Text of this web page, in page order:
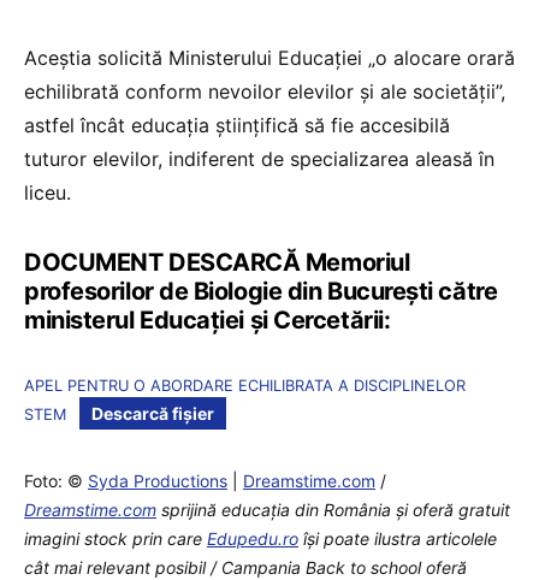
Aceștia solicită Ministerului Educației „o alocare orară
echilibrată conform nevoilor elevilor și ale societății”,
astfel încât educația științifică să fie accesibilă
tuturor elevilor, indiferent de specializarea aleasă în
liceu.
DOCUMENT DESCARCĂ Memoriul
profesorilor de Biologie din București către
ministerul Educației și Cercetării:
APEL PENTRU O ABORDARE ECHILIBRATA A DISCIPLINELOR
STEM
Descarcă fișier
Foto: © Syda Productions Dreamstime.com /
Dreamstime.com sprijină educaţia din România şi oferă gratuit
imagini stock prin care Edupedu.ro îşi poate ilustra articolele
cât mai relevant posibil / Campania Back to school oferă